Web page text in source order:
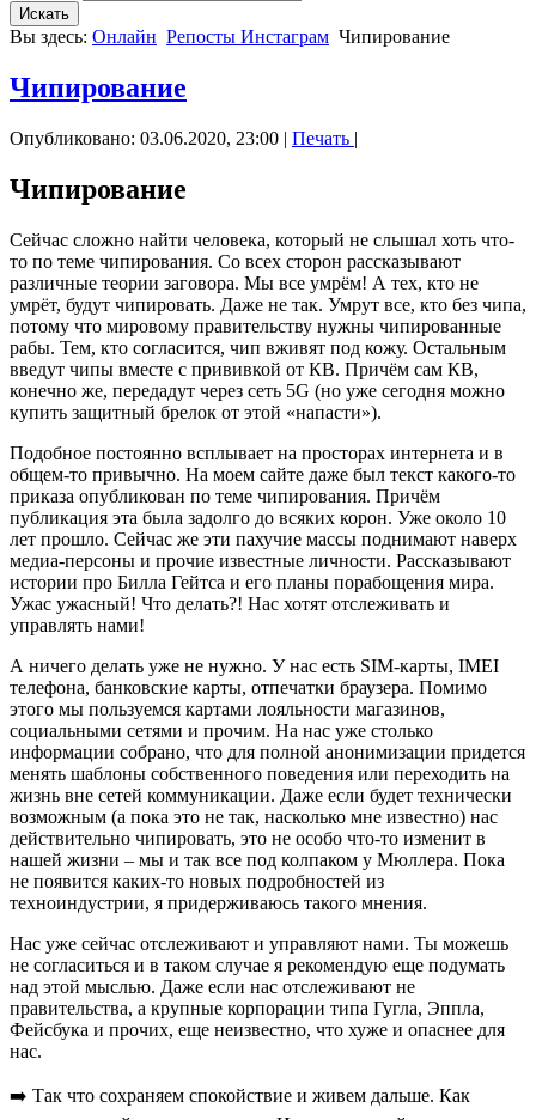
Вы здесь: Онлайн Репосты Инстаграм Чипирование
Чипирование
Опубликовано: 03.06.2020, 23:00 | Печать |
Чипирование
Сейчас сложно найти человека, который не слышал хоть что-
то по теме чипирования. Со всех сторон рассказывают
различные теории заговора. Мы все умрём! А тех, кто не
умрёт, будут чипировать. Даже не так. Умрут все, кто без чипа,
потому что мировому правительству нужны чипированные
рабы. Тем, кто согласится, чип вживят под кожу. Остальным
введут чипы вместе с прививкой от КВ. Причём сам КВ,
конечно же, передадут через сеть 5G (но уже сегодня можно
купить защитный брелок от этой «напасти»).
Подобное постоянно всплывает на просторах интернета и в
общем-то привычно. На моем сайте даже был текст какого-то
приказа опубликован по теме чипирования. Причём
публикация эта была задолго до всяких корон. Уже около 10
лет прошло. Сейчас же эти пахучие массы поднимают наверх
медиа-персоны и прочие известные личности. Рассказывают
истории про Билла Гейтса и его планы порабощения мира.
Ужас ужасный! Что делать?! Нас хотят отслеживать и
управлять нами!
А ничего делать уже не нужно. У нас есть SIM-карты, IMEI
телефона, банковские карты, отпечатки браузера. Помимо
этого мы пользуемся картами лояльности магазинов,
социальными сетями и прочим. На нас уже столько
информации собрано, что для полной анонимизации придется
менять шаблоны собственного поведения или переходить на
жизнь вне сетей коммуникации. Даже если будет технически
возможным (а пока это не так, насколько мне известно) нас
действительно чипировать, это не особо что-то изменит в
нашей жизни – мы и так все под колпаком у Мюллера. Пока
не появится каких-то новых подробностей из
техноиндустрии, я придерживаюсь такого мнения.
Нас уже сейчас отслеживают и управляют нами. Ты можешь
не согласиться и в таком случае я рекомендую еще подумать
над этой мыслью. Даже если нас отслеживают не
правительства, а крупные корпорации типа Гугла, Эппла,
Фейсбука и прочих, еще неизвестно, что хуже и опаснее для
нас.
➡️ Так что сохраняем спокойствие и живем дальше. Как